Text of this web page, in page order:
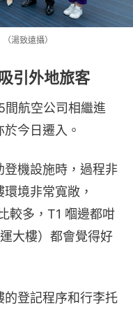
湯致遠攝）
引外地旅客
間航空公司相繼進
今日遷入。
登機設施時，過程非
境非常寬敞，
較多，T1 嗰邊都咁
大樓）都會覺得好
的登記程序和行李托